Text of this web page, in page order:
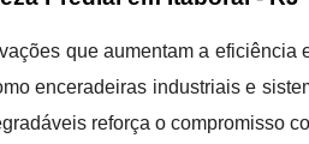
que aumentam a eficiência
enceradeiras industriais e
reforça o compromisso